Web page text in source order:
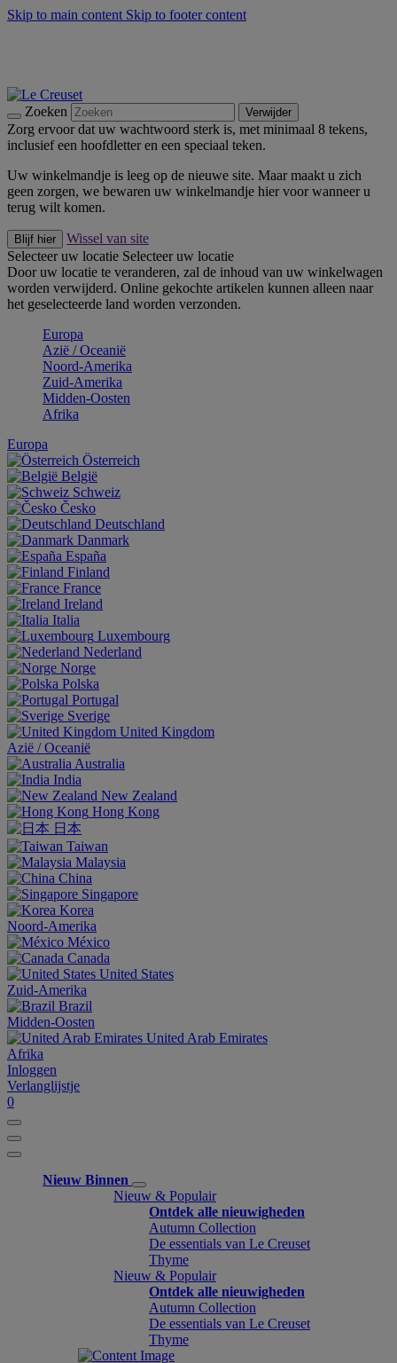
Skip to main content Skip to footer content
Zoeken Verwijder
Zorg ervoor dat uw wachtwoord sterk is, met minimaal 8 tekens,
inclusief een hoofdletter en een speciaal teken.
Uw winkelmandje is leeg op de nieuwe site. Maar maakt u zich
geen zorgen, we bewaren uw winkelmandje hier voor wanneer u
terug wilt komen.
Blijf hier
Wissel van site
Selecteer uw locatie Selecteer uw locatie
Door uw locatie te veranderen, zal de inhoud van uw winkelwagen
worden verwijderd. Online gekochte artikelen kunnen alleen naar
het geselecteerde land worden verzonden.
Europa
Aziё / Oceaniё
Noord-Amerika
Zuid-Amerika
Midden-Oosten
Afrika
Europa
Österreich
België
Schweiz
Česko
Deutschland
Danmark
España
Finland
France
Ireland
Italia
Luxembourg
Nederland
Norge
Polska
Portugal
Sverige
United Kingdom
Aziё / Oceaniё
Australia
India
New Zealand
Hong Kong
日本
Taiwan
Malaysia
China
Singapore
Korea
Noord-Amerika
México
Canada
United States
Zuid-Amerika
Brazil
Midden-Oosten
United Arab Emirates
Afrika
Inloggen
Verlanglijstje
0
Nieuw Binnen
Nieuw & Populair
Ontdek alle nieuwigheden
Autumn Collection
De essentials van Le Creuset
Thyme
Nieuw & Populair
Ontdek alle nieuwigheden
Autumn Collection
De essentials van Le Creuset
Thyme